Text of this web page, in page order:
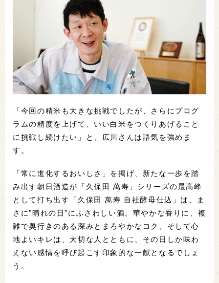
「今回の精米も大きな挑戦でしたが、さらにプログ
ラムの精度を上げて、いい白米をつくりあげること
に挑戦し続けたい」と、広川さんは語気を強めま
す。
「常に進化するおいしさ」を掲げ、新たな一歩を踏
み出す朝日酒造が「久保田 萬寿」シリーズの最高峰
として打ち出す「久保田 萬寿 自社酵母仕込」は、ま
さに"晴れの日"にふさわしい酒。華やかな香りに、複
雑で奥行きのある深みとまろやかなコク、そして心
地よいキレは、大切な人とともに、その日しか味わ
えない感情を呼び起こす印象的な一献となるでしょ
う。